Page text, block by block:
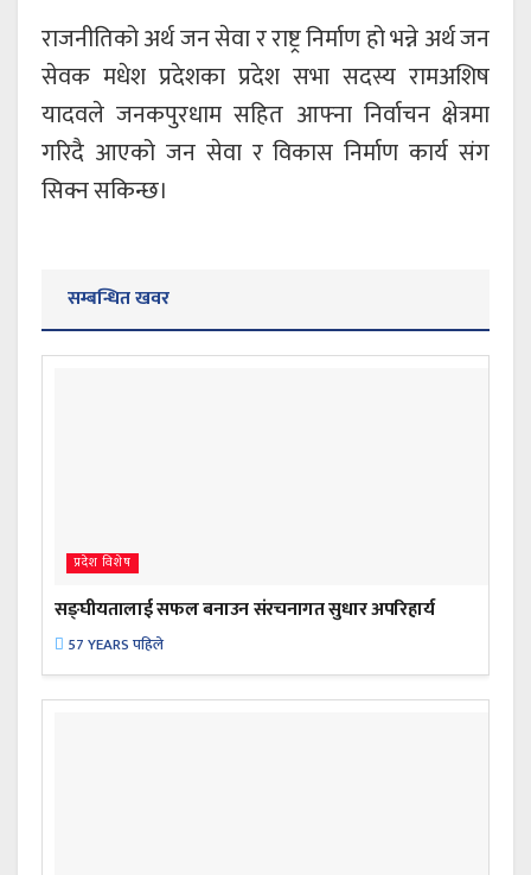
राजनीतिको अर्थ जन सेवा र राष्ट्र निर्माण हो भन्ने अर्थ जन
सेवक मधेश प्रदेशका प्रदेश सभा सदस्य रामअशिष
यादवले जनकपुरधाम सहित आफ्ना निर्वाचन क्षेत्रमा
गरिदै आएको जन सेवा र विकास निर्माण कार्य संग
सिक्न सकिन्छ।
सम्बन्धित खवर
प्रदेश विशेष
सङ्घीयतालाई सफल बनाउन संरचनागत सुधार अपरिहार्य
57 YEARS पहिले